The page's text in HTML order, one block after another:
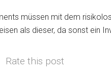
müssen mit dem
als dieser, da sonst ein
Rate this post